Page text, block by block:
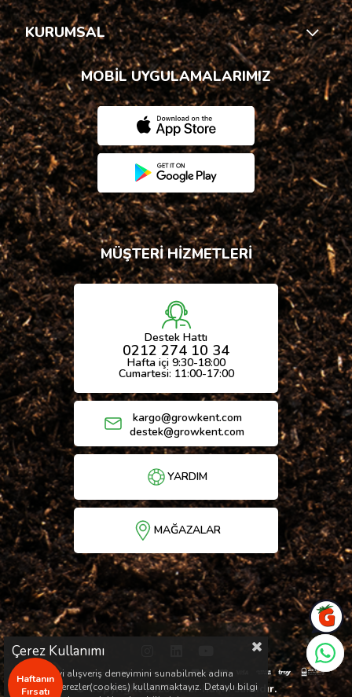
KURUMSAL
MOBİL UYGULAMALARIMIZ
MÜŞTERİ HİZMETLERİ
Destek Hattı
0212 274 10 34
Hafta içi 9:30-18:00
Cumartesi: 11:00-17:00
kargo@growkent.com
destek@growkent.com
YARDIM
MAĞAZALAR
Haftanın
Fırsatı
© Copyright 2026 / Her hakkı saklıdır.
Çerez Kullanımı
Sizlere en iyi alışveriş deneyimini sunabilmek adına
sitemizde çerezler(cookies) kullanmaktayız. Detaylı bilgi